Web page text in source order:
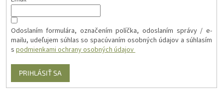
Odoslaním formulára, označením políčka, odoslaním správy / e-
mailu, udeľujem súhlas so spacúvaním osobných údajov a súhlasím
s podmienkami ochrany osobných údajov
PRIHLÁSIŤ SA